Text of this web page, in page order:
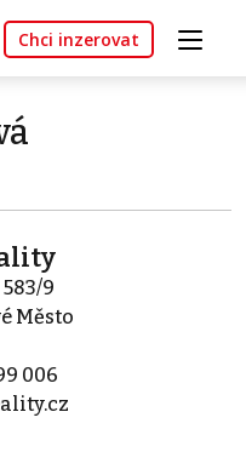
Chci inzerovat
9
Město
006